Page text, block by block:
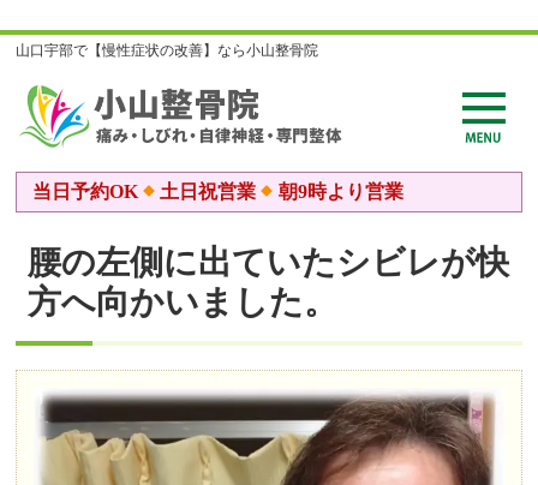
山口宇部で【慢性症状の改善】なら小山整骨院
当日予約OK 土日祝営業 朝9時より営業
腰の左側に出ていたシビレが快
方へ向かいました。